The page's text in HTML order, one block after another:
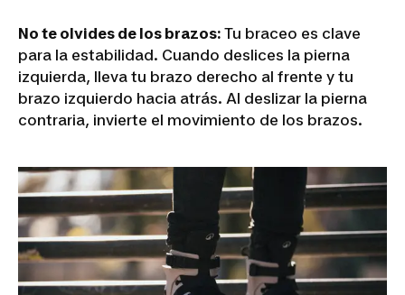
No te olvides de los brazos: Tu braceo es clave
para la estabilidad. Cuando deslices la pierna
izquierda, lleva tu brazo derecho al frente y tu
brazo izquierdo hacia atrás. Al deslizar la pierna
contraria, invierte el movimiento de los brazos.